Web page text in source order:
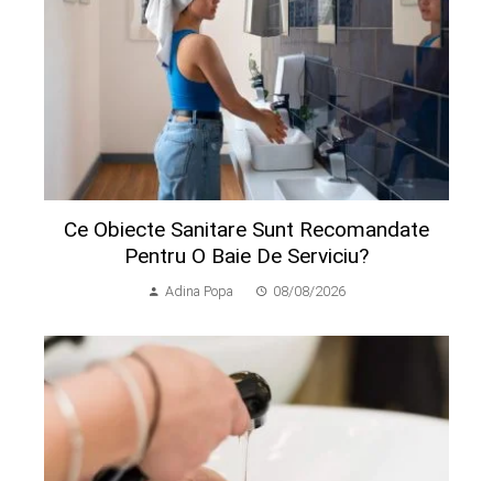
Ce Obiecte Sanitare Sunt Recomandate
Pentru O Baie De Serviciu?
Adina Popa 08/08/2026